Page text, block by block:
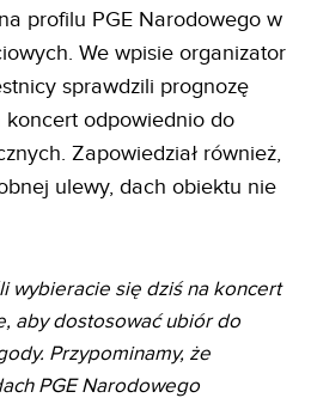
profilu PGE Narodowego w
We wpisie organizator
sprawdzili prognozę
odpowiednio do
Zapowiedział również,
ulewy, dach obiektu nie
wybieracie się dziś na koncert
aby dostosować ubiór do
Przypominamy, że
PGE Narodowego